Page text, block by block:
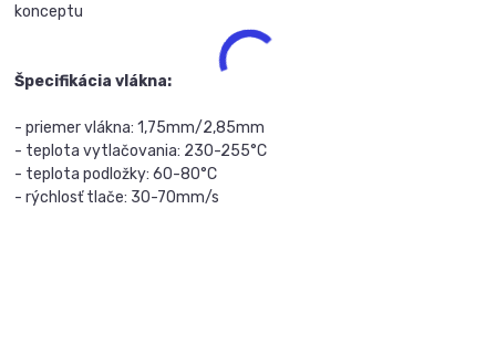
konceptu
Špecifikácia vlákna:
- priemer vlákna: 1,75mm/2,85mm
- teplota vytlačovania: 230-255°C
- teplota podložky: 60-80°C
- rýchlosť tlače: 30-70mm/s